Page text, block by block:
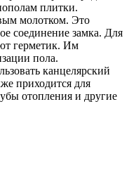
плитки.
молотком. Это
соединение замка. Для
герметик. Им
пола.
канцелярский
приходится для
отопления и другие